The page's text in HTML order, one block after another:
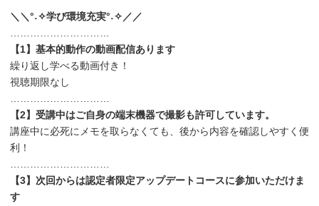
＼＼°˖✧学び環境充実°˖✧／／
【1】基本的動作の動画配信あります
繰り返し学べる動画付き！
視聴期限なし
【2】受講中はご自身の端末機器で撮影も許可しています。
講座中に必死にメモを取らなくても、後から内容を確認しやすく便
利！
【3】次回からは認定者限定アップデートコースに参加いただけま
す